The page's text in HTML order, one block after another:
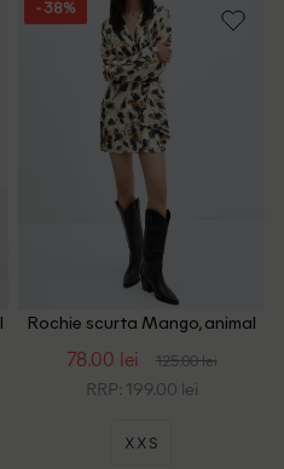
- 38%
Rochie scurta Mango, animal
78.00 lei 125.00 lei
RRP: 199.00 lei
XXS